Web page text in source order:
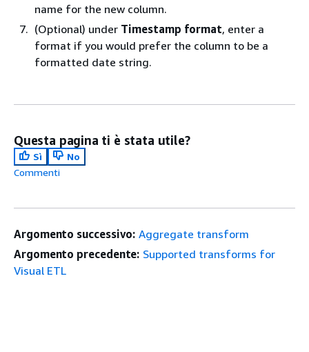
name for the new column.
(Optional) under Timestamp format, enter a
format if you would prefer the column to be a
formatted date string.
Questa pagina ti è stata utile?
Sì
No
Commenti
Argomento successivo: Aggregate transform
Argomento precedente: Supported transforms for
Visual ETL